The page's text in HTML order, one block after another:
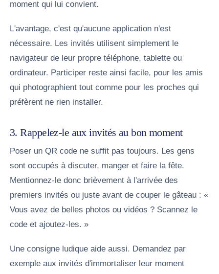
moment qui lui convient.
L'avantage, c'est qu'aucune application n'est
nécessaire. Les invités utilisent simplement le
navigateur de leur propre téléphone, tablette ou
ordinateur. Participer reste ainsi facile, pour les amis
qui photographient tout comme pour les proches qui
préfèrent ne rien installer.
3. Rappelez-le aux invités au bon moment
Poser un QR code ne suffit pas toujours. Les gens
sont occupés à discuter, manger et faire la fête.
Mentionnez-le donc brièvement à l'arrivée des
premiers invités ou juste avant de couper le gâteau : «
Vous avez de belles photos ou vidéos ? Scannez le
code et ajoutez-les. »
Une consigne ludique aide aussi. Demandez par
exemple aux invités d'immortaliser leur moment